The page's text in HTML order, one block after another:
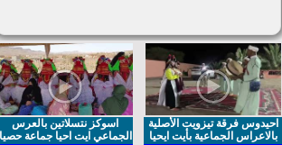
احيدوس فرقة تيزويت الأصلية
بالاعراس الجماعية بأيت ايحيا
اسوكز نتسلاتين بالعرس
الجماعي ايت احيا جماعة حصيا